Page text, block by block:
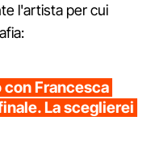
l'artista per cui
Francesca
La sceglierei